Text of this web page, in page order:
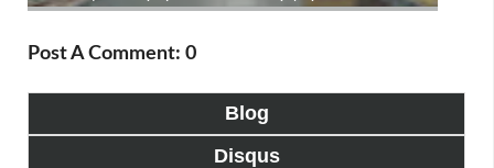
Post A Comment: 0
Blog
Disqus